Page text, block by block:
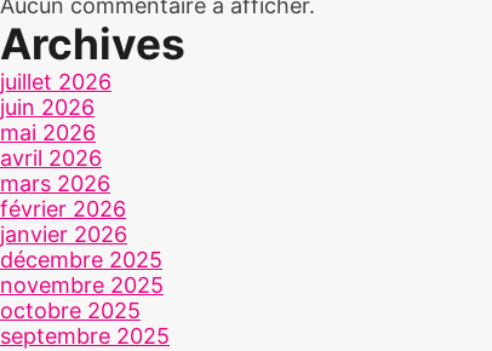
Aucun commentaire à afficher.
Archives
juillet 2026
juin 2026
mai 2026
avril 2026
mars 2026
février 2026
janvier 2026
décembre 2025
novembre 2025
octobre 2025
septembre 2025